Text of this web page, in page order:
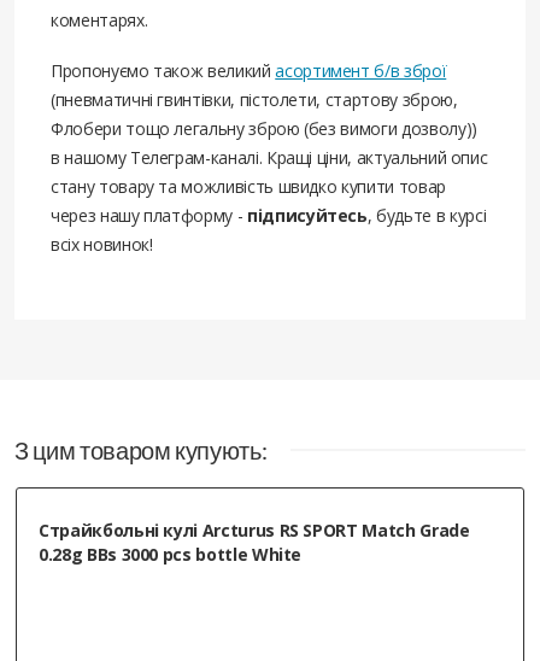
коментарях.
Пропонуємо також великийасортимент б/в зброї
(пневматичні гвинтівки, пістолети, стартову зброю,
Флобери тощо легальну зброю (без вимоги дозволу))
в нашому Телеграм-каналі. Кращі ціни, актуальний опис
стану товару та можливість швидко купити товар
через нашу платформу - підписуйтесь, будьте в курсі
всіх новинок!
З цим товаром купують:
Страйкбольні кулі Arcturus RS SPORT Match Grade
0.28g BBs 3000 pcs bottle White